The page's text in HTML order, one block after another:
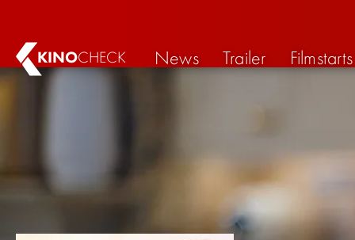
KINOCHECK News Trailer Filmstarts